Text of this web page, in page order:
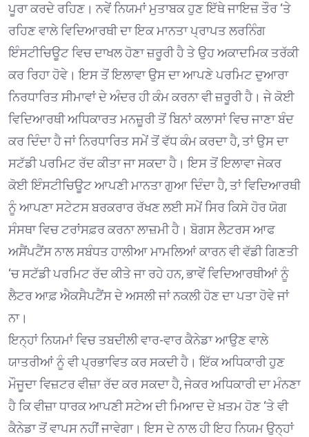
ਪੂਰਾ ਕਰਦੇ ਰਹਿਣ। ਨਵੇਂ ਨਿਯਮਾਂ ਮੁਤਾਬਕ ਹੁਣ ਇੱਥੇ ਜਾਇਜ਼ ਤੌਰ ‘ਤੇ
ਰਹਿਣ ਵਾਲੇ ਵਿਦਿਆਰਥੀ ਦਾ ਇਕ ਮਾਨਤਾ ਪ੍ਰਾਪਤ ਲਰਨਿੰਗ
ਇੰਸਟੀਚਿਊਟ ਵਿਚ ਦਾਖਲ ਹੋਣਾ ਜ਼ਰੂਰੀ ਹੈ ਤੇ ਉਹ ਅਕਾਦਮਿਕ ਤਰੱਕੀ
ਕਰ ਰਿਹਾ ਹੋਵੇ। ਇਸ ਤੋਂ ਇਲਾਵਾ ਉਸ ਦਾ ਆਪਣੇ ਪਰਮਿਟ ਦੁਆਰਾ
ਨਿਰਧਾਰਿਤ ਸੀਮਾਵਾਂ ਦੇ ਅੰਦਰ ਹੀ ਕੰਮ ਕਰਨਾ ਵੀ ਜ਼ਰੂਰੀ ਹੈ। ਜੇ ਕੋਈ
ਵਿਦਿਆਰਥੀ ਅਧਿਕਾਰਤ ਮਨਜ਼ੂਰੀ ਤੋਂ ਬਿਨਾਂ ਕਲਾਸਾਂ ਵਿਚ ਜਾਣਾ ਬੰਦ
ਕਰ ਦਿੰਦਾ ਹੈ ਜਾਂ ਨਿਰਧਾਰਿਤ ਸਮੇਂ ਤੋਂ ਵੱਧ ਕੰਮ ਕਰਦਾ ਹੈ, ਤਾਂ ਉਸ ਦਾ
ਸਟੱਡੀ ਪਰਮਿਟ ਰੱਦ ਕੀਤਾ ਜਾ ਸਕਦਾ ਹੈ। ਇਸ ਤੋਂ ਇਲਾਵਾ ਜੇਕਰ
ਕੋਈ ਇੰਸਟੀਚਿਊਟ ਆਪਣੀ ਮਾਨਤਾ ਗੁਆ ਦਿੰਦਾ ਹੈ, ਤਾਂ ਵਿਦਿਆਰਥੀ
ਨੂੰ ਆਪਣਾ ਸਟੇਟਸ ਬਰਕਰਾਰ ਰੱਖਣ ਲਈ ਸਮੇਂ ਸਿਰ ਕਿਸੇ ਹੋਰ ਯੋਗ
ਸੰਸਥਾ ਵਿਚ ਟਰਾਂਸਫ਼ਰ ਕਰਨਾ ਲਾਜ਼ਮੀ ਹੈ। ਬੋਗਸ ਲੈਟਰਸ ਆਫ
ਅਸੈਂਪਟੈਂਸ ਨਾਲ ਸਬੰਧਤ ਹਾਲੀਆ ਮਾਮਲਿਆਂ ਕਾਰਨ ਵੀ ਵੱਡੀ ਗਿਣਤੀ
‘ਚ ਸਟੱਡੀ ਪਰਮਿਟ ਰੱਦ ਕੀਤੇ ਜਾ ਰਹੇ ਹਨ, ਭਾਵੇਂ ਵਿਦਿਆਰਥੀਆਂ ਨੂੰ
ਲੈਟਰ ਆਫ਼ ਐਕਸੈਪਟੈਂਸ ਦੇ ਅਸਲੀ ਜਾਂ ਨਕਲੀ ਹੋਣ ਦਾ ਪਤਾ ਹੋਵੇ ਜਾਂ
ਨਾ।
ਇਨ੍ਹਾਂ ਨਿਯਮਾਂ ਵਿਚ ਤਬਦੀਲੀ ਵਾਰ-ਵਾਰ ਕੈਨੇਡਾ ਆਉਣ ਵਾਲੇ
ਯਾਤਰੀਆਂ ਨੂੰ ਵੀ ਪ੍ਰਭਾਵਿਤ ਕਰ ਸਕਦੀ ਹੈ। ਇੱਕ ਅਧਿਕਾਰੀ ਹੁਣ
ਮੌਜੂਦਾ ਵਿਜ਼ਟਰ ਵੀਜ਼ਾ ਰੱਦ ਕਰ ਸਕਦਾ ਹੈ, ਜੇਕਰ ਅਧਿਕਾਰੀ ਦਾ ਮੰਨਣਾ
ਹੈ ਕਿ ਵੀਜ਼ਾ ਧਾਰਕ ਆਪਣੀ ਸਟੇਅ ਦੀ ਮਿਆਦ ਦੇ ਖ਼ਤਮ ਹੋਣ ‘ਤੇ ਵੀ
ਕੈਨੇਡਾ ਤੋਂ ਵਾਪਸ ਨਹੀਂ ਜਾਵੇਗਾ। ਇਸ ਦੇ ਨਾਲ ਹੀ ਇਹ ਨਿਯਮ ਉਨ੍ਹਾਂ